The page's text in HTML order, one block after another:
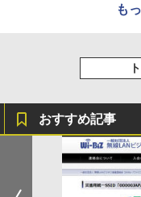
も
おすすめ記事